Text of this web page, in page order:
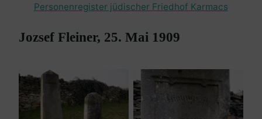
Personenregister jüdischer Friedhof Karmacs
Jozsef Fleiner, 25. Mai 1909